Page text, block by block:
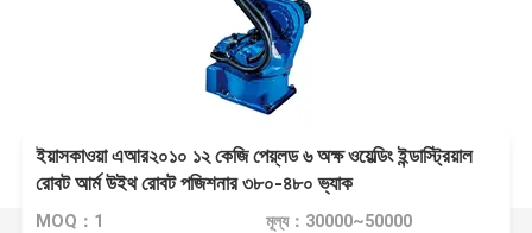
ইয়াসকাওয়া এআর২০১০ ১২ কেজি পেয়্লড ৬ অক্ষ ওয়েল্ডিং ইন্ডাস্ট্রিয়াল
রোবট আর্ম উইথ রোবট পজিশনার ৩৮০-৪৮০ ভ্যাক
MOQ：1 মূল্য：30000~50000